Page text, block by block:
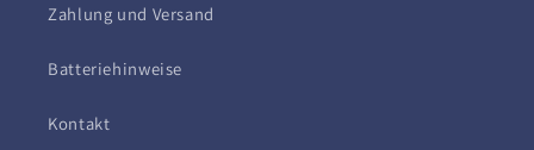
Zahlung und Versand
Batteriehinweise
Kontakt